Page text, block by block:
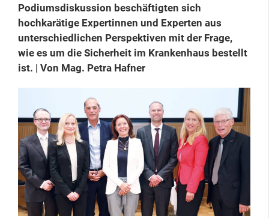
Podiumsdiskussion beschäftigten sich
hochkarätige Expertinnen und Experten aus
unterschiedlichen Perspektiven mit der Frage,
wie es um die Sicherheit im Krankenhaus bestellt
ist. | Von Mag. Petra Hafner